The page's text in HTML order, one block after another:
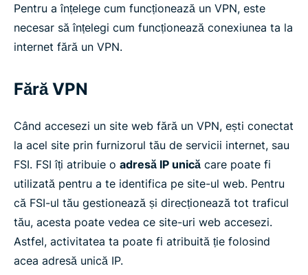
Pentru a înțelege cum funcționează un VPN, este
necesar să înțelegi cum funcționează conexiunea ta la
internet fără un VPN.
Fără VPN
Când accesezi un site web fără un VPN, ești conectat
la acel site prin furnizorul tău de servicii internet, sau
FSI. FSI îți atribuie o adresă IP unică care poate fi
utilizată pentru a te identifica pe site-ul web. Pentru
că FSI-ul tău gestionează și direcționează tot traficul
tău, acesta poate vedea ce site-uri web accesezi.
Astfel, activitatea ta poate fi atribuită ție folosind
acea adresă unică IP.